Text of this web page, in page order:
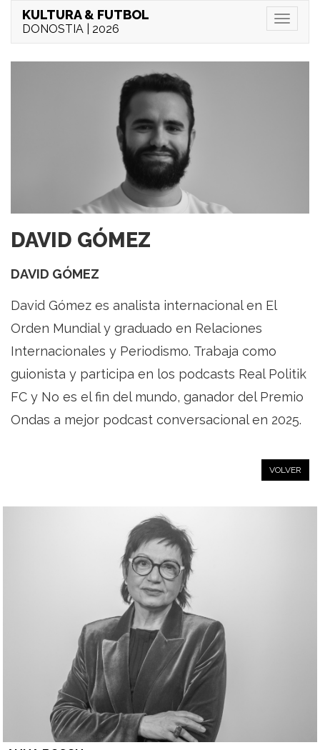
Menu
KULTURA & FUTBOL
DONOSTIA | 2026
DAVID GÓMEZ
DAVID GÓMEZ
David Gómez es analista internacional en El
Orden Mundial y graduado en Relaciones
Internacionales y Periodismo. Trabaja como
guionista y participa en los podcasts Real Politik
FC y No es el fin del mundo, ganador del Premio
Ondas a mejor podcast conversacional en 2025.
VOLVER